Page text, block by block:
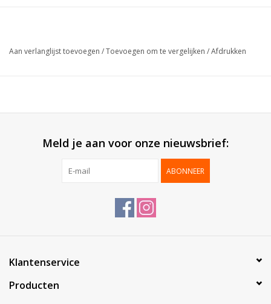
Buitenzijde:
Blinkend gelamineerd
Aan verlanglijst toevoegen /Toevoegen om te vergelijken /Afdrukken
Meld je aan voor onze nieuwsbrief:
ABONNEER
Klantenservice
Producten